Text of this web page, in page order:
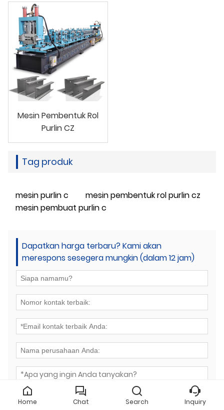
Mesin Pembentuk Rol
Purlin CZ
Tag produk
mesin purlin c
mesin pembentuk rol purlin cz
mesin pembuat purlin c
Dapatkan harga terbaru? Kami akan
merespons sesegera mungkin (dalam 12 jam)
Home Chat Search Inquiry